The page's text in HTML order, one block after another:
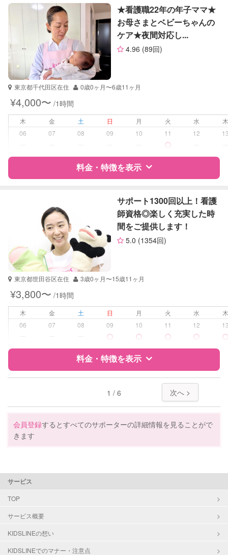
特徴 料金 レビュー
サポートの特徴
企業型割引対象(旧内閣府補助対象)
自治体届出済ベビーシッター
保育士
幼稚園教諭
受験対策 なし
英語
★看護職22年の年子ママ★
お母さまとベビーちゃんの
ケア★夜間対応し...
4.96 (89回)
東京都千代田区在住 0歳0ヶ月〜6歳11ヶ月
¥4,000〜 /1時間
木 金 土 日 月 火 水
06
07 08 09 10 11 12
料金・特徴を表示
サポートの特徴
資格
企業型割引対象(旧内閣府補助対象)
自治体届出済ベビーシッター
看護師
助産師
受験対策 高校受験
中学生
高校生
国語
理科
社会
サポート1300回以上！看護
師資格◎楽しく充実した時
間をご提供します！
5.0 (1354回)
東京都世田谷区在住 3歳0ヶ月〜15歳11ヶ月
¥3,800〜 /1時間
木 金 土 日 月 火 水
06
07 08 09 10 11 12
料金・特徴を表示
サポートの特徴
資格
学校/塾の補習・宿題
対応科目
1 / 6 次へ >
会員登録するとすべてのサポーターの詳細情報を見ることがで
きます
サービス
TOP
サービス概要
KIDSLINEの想い
KIDSLINEでのマナー・注意点